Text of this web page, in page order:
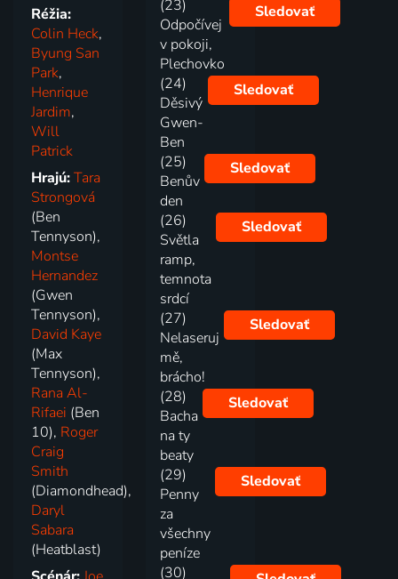
Réžia:
Colin Heck,
Byung San
Park,
Henrique
Jardim,
Will
Patrick
Hrajú:Tara
Strongová
(Ben
Tennyson),
Montse
Hernandez
(Gwen
Tennyson),
David Kaye
(Max
Tennyson),
Rana Al-
Rifaei (Ben
10), Roger
Craig
Smith
(Diamondhead),
Daryl
Sabara
(Heatblast)
(23)
Odpočívej
v pokoji,
Plechovko
Sledovať
(24)
Děsivý
Gwen-
Ben
Sledovať
(25)
Benův
den
Sledovať
(26)
Světla
ramp,
temnota
srdcí
Sledovať
(27)
Nelaseruj
mě,
brácho!
Sledovať
(28)
Bacha
na ty
beaty
Sledovať
(29)
Penny
za
všechny
peníze
Sledovať
(30)